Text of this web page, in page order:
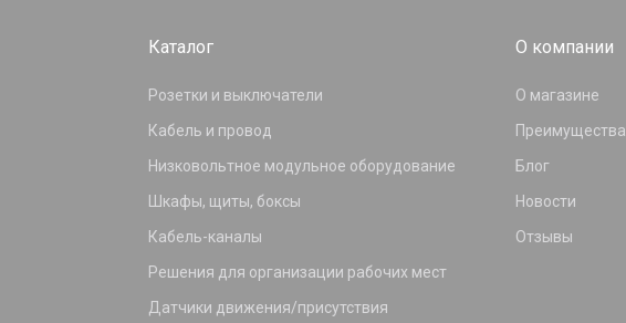
Каталог
Розетки и выключатели
Кабель и провод
Низковольтное модульное оборудование
Шкафы, щиты, боксы
Кабель-каналы
Решения для организации рабочих мест
Датчики движения/присутствия
О компании
О магазине
Преимущества
Блог
Новости
Отзывы